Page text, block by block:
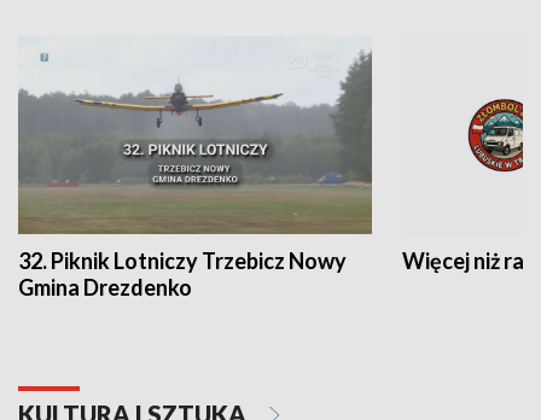
32. Piknik Lotniczy Trzebicz Nowy
Gmina Drezdenko
Więcej niż rajd
KULTURA I SZTUKA